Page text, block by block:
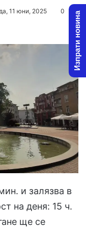
11 юни, 2025 0
и залязва в
на деня: 15 ч.
ще се
Изпрати новина